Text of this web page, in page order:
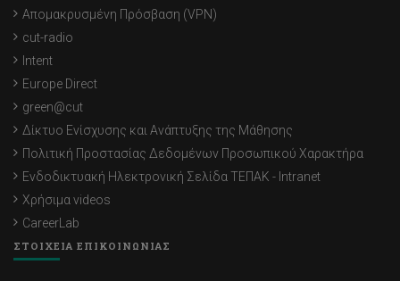
Απομακρυσμένη Πρόσβαση (VPN)
cut-radio
Intent
Europe Direct
green@cut
Δίκτυο Ενίσχυσης και Ανάπτυξης της Μάθησης
Πολιτική Προστασίας Δεδομένων Προσωπικού Χαρακτήρα
Ενδοδικτυακή Ηλεκτρονική Σελίδα ΤΕΠΑΚ - Intranet
Χρήσιμα videos
CareerLab
ΣΤΟΙΧΕΙΑ ΕΠΙΚΟΙΝΩΝΙΑΣ